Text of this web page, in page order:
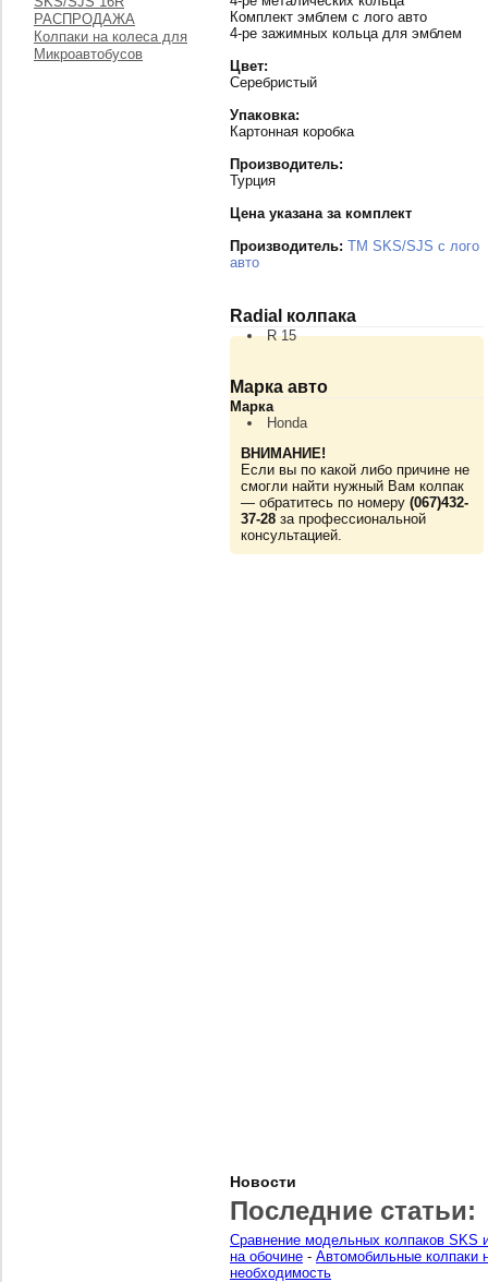
РАСПРОДАЖА
Колпаки на колеса для
Микроавтобусов
Комплект эмблем с лого авто
4-ре зажимных кольца для эмблем
Цвет:
Серебристый
Упаковка:
Картонная коробка
Производитель:
Турция
Цена указана за комплект
Производитель: TM SKS/SJS с лого
авто
Radial колпака
R 15
Марка авто
Марка
Honda
ВНИМАНИЕ!
Если вы по какой либо причине не
смогли найти нужный Вам колпак
— обратитесь по номеру (067)432-
37-28 за профессиональной
консультацией.
Новости
Последние статьи:
Сравнение модельных колпаков SKS
на обочине - Автомобильные колпаки
необходимость